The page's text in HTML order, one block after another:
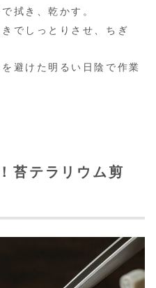
拭き、乾かす。
きでしっとりさせ、ちぎ
を避けた明るい日陰で作業
苔テラリウム剪